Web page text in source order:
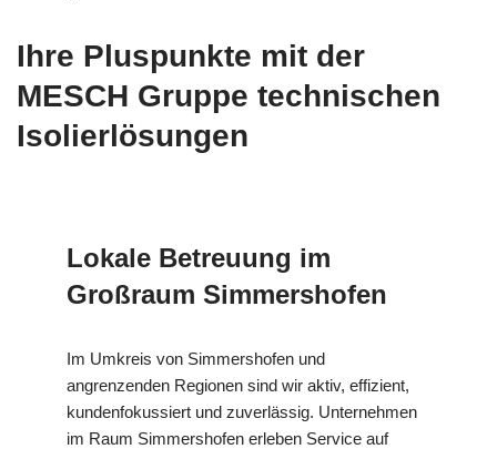
Ihre Pluspunkte mit der
MESCH Gruppe technischen
Isolierlösungen
Lokale Betreuung im
Großraum Simmershofen
Im Umkreis von Simmershofen und
angrenzenden Regionen sind wir aktiv, effizient,
kundenfokussiert und zuverlässig. Unternehmen
im Raum Simmershofen erleben Service auf